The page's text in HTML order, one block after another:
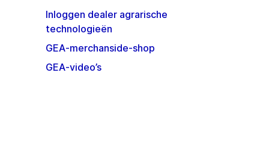
Inloggen dealer agrarische
technologieën
GEA-merchanside-shop
GEA-video’s